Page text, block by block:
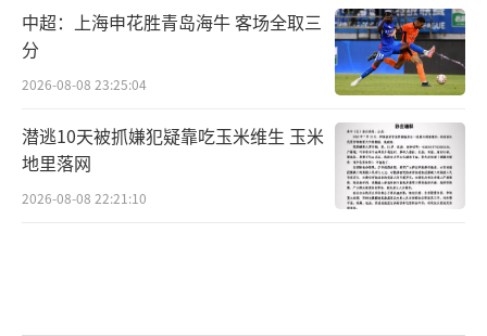
中超：上海申花胜青岛海牛 客场全取三
分
2026-08-08 23:25:04
潜逃10天被抓嫌犯疑靠吃玉米维生 玉米
地里落网
2026-08-08 22:21:10